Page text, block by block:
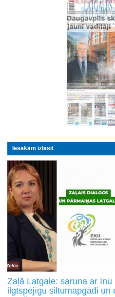
Iesakām izlasīt
Zaļā Latgale: saruna ar
ilgtspējīgu siltumapgādi un